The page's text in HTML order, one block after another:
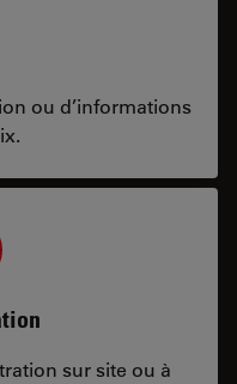
ou d’informations
sur site ou à